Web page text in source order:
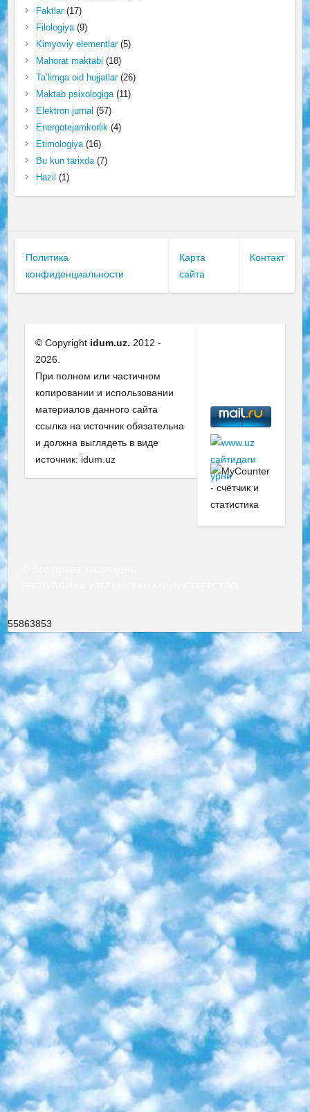
Faktlar(17)
Filologiya(9)
Kimyoviy elementlar(5)
Mahorat maktabi (18)
Ta’limga oid hujjatlar(26)
Maktab psixologiga(11)
Elektron jurnal (57)
Energotejamkorlik(4)
Etimologiya(16)
Bu kun tarixda(7)
Hazil (1)
Политика
конфиденциальности
Карта
сайта
Контакт
© Copyright idum.uz. 2012 -
2026.
При полном или частичном
копировании и использовании
материалов данного сайта
ссылка на источник обязательна
и должна выглядеть в виде
источник: idum.uz
55863853